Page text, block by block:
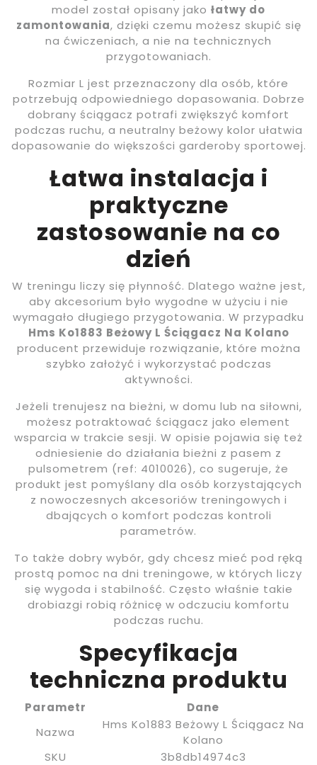
model został opisany jako łatwy do
zamontowania, dzięki czemu możesz skupić się
na ćwiczeniach, a nie na technicznych
przygotowaniach.
Rozmiar L jest przeznaczony dla osób, które
potrzebują odpowiedniego dopasowania. Dobrze
dobrany ściągacz potrafi zwiększyć komfort
podczas ruchu, a neutralny beżowy kolor ułatwia
dopasowanie do większości garderoby sportowej.
Łatwa instalacja i
praktyczne
zastosowanie na co
dzień
W treningu liczy się płynność. Dlatego ważne jest,
aby akcesorium było wygodne w użyciu i nie
wymagało długiego przygotowania. W przypadku
Hms Ko1883 Beżowy L Ściągacz Na Kolano
producent przewiduje rozwiązanie, które można
szybko założyć i wykorzystać podczas
aktywności.
Jeżeli trenujesz na bieżni, w domu lub na siłowni,
możesz potraktować ściągacz jako element
wsparcia w trakcie sesji. W opisie pojawia się też
odniesienie do działania bieżni z pasem z
pulsometrem (ref: 4010026), co sugeruje, że
produkt jest pomyślany dla osób korzystających
z nowoczesnych akcesoriów treningowych i
dbających o komfort podczas kontroli
parametrów.
To także dobry wybór, gdy chcesz mieć pod ręką
prostą pomoc na dni treningowe, w których liczy
się wygoda i stabilność. Często właśnie takie
drobiazgi robią różnicę w odczuciu komfortu
podczas ruchu.
Specyfikacja
techniczna produktu
Parametr
Dane
Nazwa
Hms Ko1883 Beżowy L Ściągacz Na
Kolano
SKU
3b8db14974c3